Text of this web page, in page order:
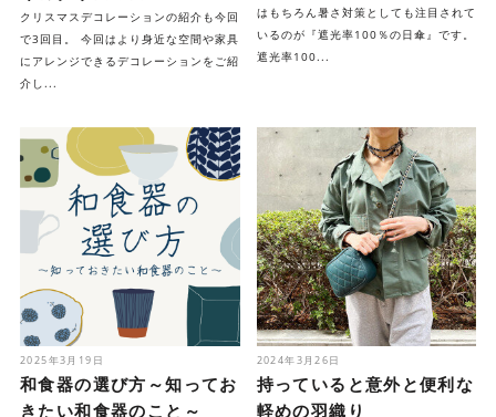
クリスマスデコレーションの紹介も今回
で3回目。 今回はより身近な空間や家具
にアレンジできるデコレーションをご紹
介し...
はもちろん暑さ対策としても注目されて
いるのが『遮光率100％の日傘』です。
遮光率100...
2025年3月19日
和食器の選び方～知ってお
きたい和食器のこと～
2024年3月26日
持っていると意外と便利な
軽めの羽織り